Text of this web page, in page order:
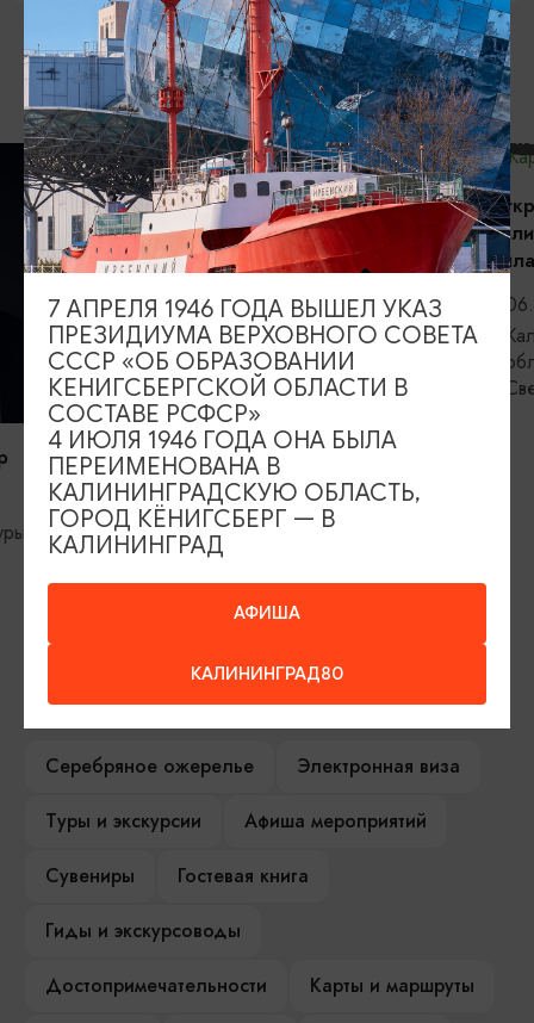
ВОЗМОЖНО ВАС ЗАИНТЕРЕСУЕТ
ВЫСТАВКИ
Прикосновение
06.08.2026 - 05.09.2026
Калининград, Калининградский
областной историко-художественный
музей
КОНЦЕРТЫ
Открытие
филармонии
06.09.2026,
областная
Светланова
ИЩИТЕ ТАКЖЕ НА НАШЕМ САЙТЕ
Серебряное ожерелье
Электронная виза
Туры и экскурсии
Афиша мероприятий
Сувениры
Гостевая книга
Гиды и экскурсоводы
Достопримечательности
Карты и маршруты
АФИША
КАЛИНИНГРАД80
7 АПРЕЛЯ 1946 ГОДА ВЫШЕЛ УКАЗ
ПРЕЗИДИУМА ВЕРХОВНОГО СОВЕТА
СССР «ОБ ОБРАЗОВАНИИ
КЕНИГСБЕРГСКОЙ ОБЛАСТИ В
СОСТАВЕ РСФСР»
4 ИЮЛЯ 1946 ГОДА ОНА БЫЛА
ПЕРЕИМЕНОВАНА В
КАЛИНИНГРАДСКУЮ ОБЛАСТЬ,
ГОРОД КЁНИГСБЕРГ — В
КАЛИНИНГРАД